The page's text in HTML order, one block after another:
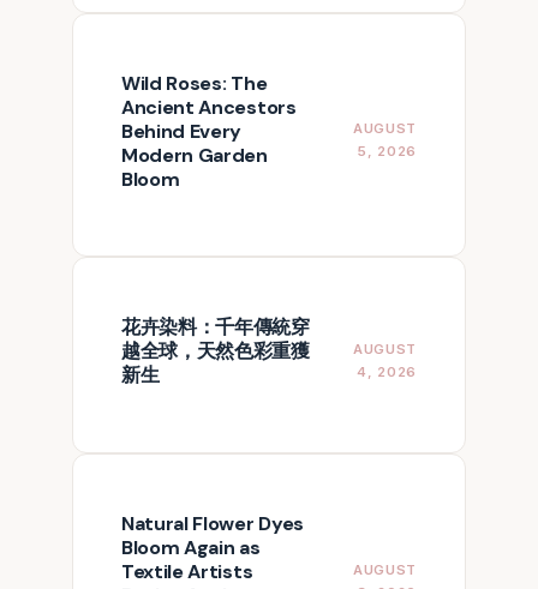
Wild Roses: The
Ancient Ancestors
Behind Every
Modern Garden
Bloom
AUGUST
5, 2026
花卉染料：千年傳統穿
越全球，天然色彩重獲
新生
AUGUST
4, 2026
Natural Flower Dyes
Bloom Again as
Textile Artists
AUGUST